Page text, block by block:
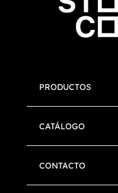
PRODUCTOS
CATÁLOGO
CONTACTO